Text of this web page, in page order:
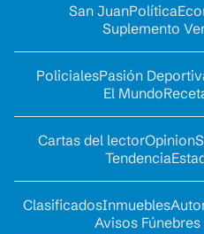
San JuanPolítica
Suplemento
PolicialesPasión
El Mundo
Cartas del lectorOpinion
Tendencia
ClasificadosInmuebles
Avisos